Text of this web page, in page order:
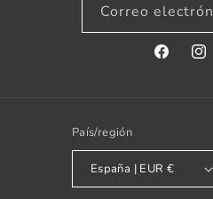
Correo
Facebook
País/región
España | EUR €